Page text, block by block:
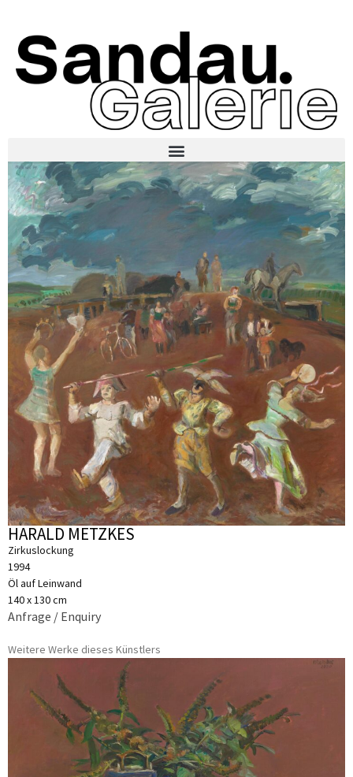
HARALD METZKES
Zirkuslockung
1994
Öl auf Leinwand
140 x 130 cm
Anfrage / Enquiry
Weitere Werke dieses Künstlers